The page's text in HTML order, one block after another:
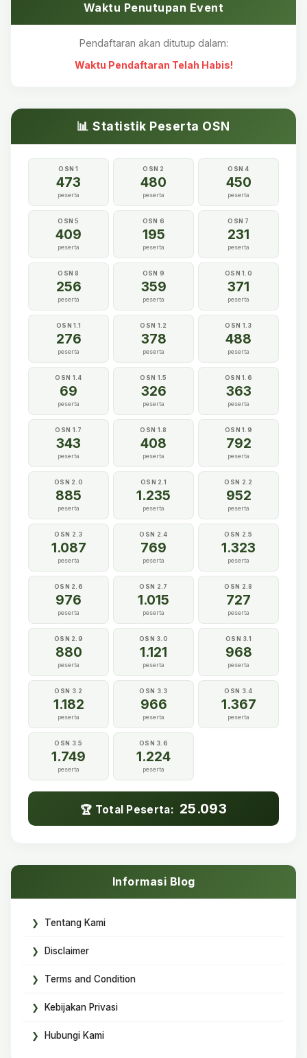
Waktu Penutupan Event
Pendaftaran akan ditutup dalam:
Waktu Pendaftaran Telah Habis!
📊 Statistik Peserta OSN
OSN 1
473
peserta
OSN 2
480
peserta
OSN 4
450
peserta
OSN 5
409
peserta
OSN 6
195
peserta
OSN 7
231
peserta
OSN 8
256
peserta
OSN 9
359
peserta
OSN 1.0
371
peserta
OSN 1.1
276
peserta
OSN 1.2
378
peserta
OSN 1.3
488
peserta
OSN 1.4
69
peserta
OSN 1.5
326
peserta
OSN 1.6
363
peserta
OSN 1.7
343
peserta
OSN 1.8
408
peserta
OSN 1.9
792
peserta
OSN 2.0
885
peserta
OSN 2.1
1.235
peserta
OSN 2.2
952
peserta
OSN 2.3
1.087
peserta
OSN 2.4
769
peserta
OSN 2.5
1.323
peserta
OSN 2.6
976
peserta
OSN 2.7
1.015
peserta
OSN 2.8
727
peserta
OSN 2.9
880
peserta
OSN 3.0
1.121
peserta
OSN 3.1
968
peserta
OSN 3.2
1.182
peserta
OSN 3.3
966
peserta
OSN 3.4
1.367
peserta
OSN 3.5
1.749
peserta
OSN 3.6
1.224
peserta
🏆 Total Peserta: 25.093
Informasi Blog
Tentang Kami
Disclaimer
Terms and Condition
Kebijakan Privasi
Hubungi Kami